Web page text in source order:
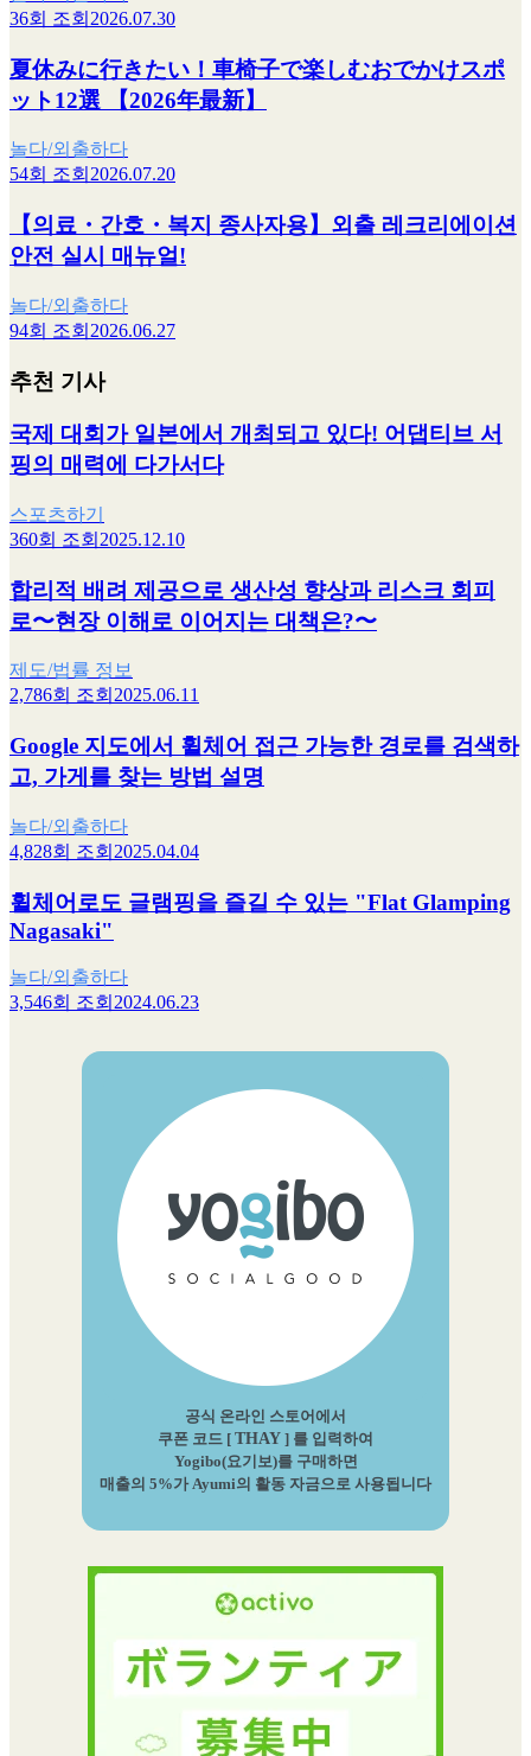
36회 조회 2026.07.30
夏休みに行きたい！車椅子で楽しむおでかけスポ
ット12選 【2026年最新】
놀다/외출하다
54회 조회 2026.07.20
【의료・간호・복지 종사자용】외출 레크리에이션
안전 실시 매뉴얼!
놀다/외출하다
94회 조회 2026.06.27
추천 기사
국제 대회가 일본에서 개최되고 있다! 어댑티브 서
핑의 매력에 다가서다
스포츠하기
360회 조회 2025.12.10
합리적 배려 제공으로 생산성 향상과 리스크 회피
로〜현장 이해로 이어지는 대책은?〜
제도/법률 정보
2,786회 조회 2025.06.11
Google 지도에서 휠체어 접근 가능한 경로를 검색하
고, 가게를 찾는 방법 설명
놀다/외출하다
4,828회 조회 2025.04.04
휠체어로도 글램핑을 즐길 수 있는 "Flat Glamping
Nagasaki"
놀다/외출하다
3,546회 조회 2024.06.23
공식 온라인 스토어에서
쿠폰 코드 [ THAY ] 를 입력하여
Yogibo(요기보)를 구매하면
매출의 5%가 Ayumi의 활동 자금으로 사용됩니다